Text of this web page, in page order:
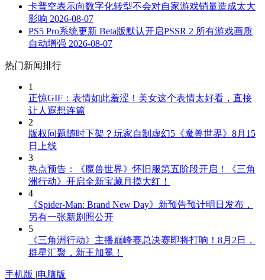
卡普空表示向数字化转型不会对自家游戏销量造成太大
影响 2026-08-07
PS5 Pro系统更新 Beta版默认开启PSSR 2 所有游戏画质
自动增强 2026-08-07
热门新闻排行
1
正惊GIF：表情如此羞涩！美女这个表情太好看，直接
让人遐想连篇
2
版权问题随时下架？玩家自制虚幻5《魔兽世界》8月15
日上线
3
热点预告：《魔兽世界》怀旧服第五阶段开启！《三角
洲行动》开启全新宝藏月摸大红！
4
《Spider-Man: Brand New Day》新预告预计明日发布，
另有一张新剧照公开
5
《三角洲行动》主播巅峰赛总决赛即将打响！8月2日，
群星汇聚，新王加冕！
手机版 |电脑版